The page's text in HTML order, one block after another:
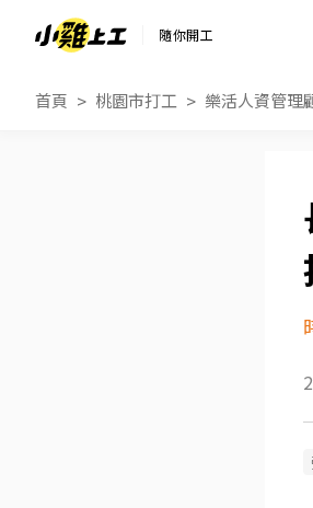
隨你開工
首頁 桃園市打工 樂活人資管理